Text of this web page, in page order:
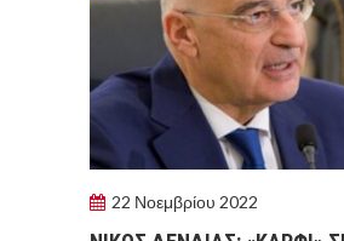
22 Νοεμβρίου 2022